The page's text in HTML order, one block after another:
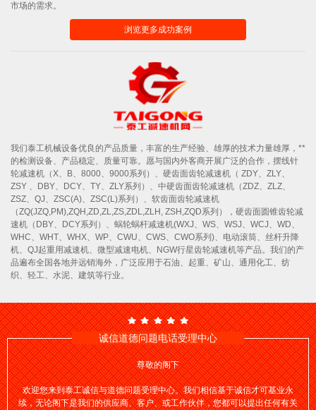
市场的需求。
浏览更多成功案例
我们泰工机械设备优良的产品质量，丰富的生产经验、雄厚的技术力量雄厚，**
的检测设备、产品稳定、质量可靠。愿与国内外客商开展广泛的合作，摆线针
轮减速机（X、B、8000、9000系列）、硬齿面齿轮减速机（ ZDY、ZLY、
ZSY 、DBY、DCY、TY、ZLY系列）、中硬齿面齿轮减速机（ZDZ、ZLZ、
ZSZ、QJ、ZSC(A)、ZSC(L)系列）、软齿面齿轮减速机
（ZQ(JZQ,PM),ZQH,ZD,ZL,ZS,ZDL,ZLH, ZSH,ZQD系列），硬齿面圆锥齿轮减
速机（DBY、DCY系列）、蜗轮蜗杆减速机(WXJ、WS、WSJ、WCJ、WD、
WHC、WHT、WHX、WP、CWU、CWS、CWO系列)、电动滚筒、丝杆升降
机、QJ起重用减速机、微型减速电机、NGW行星齿轮减速机等产品。我们的产
品遍布全国各地并远销海外，广泛应用于石油、起重、矿山、通用化工、纺
织、轻工、水泥、建筑等行业。
诚信道德问题电话受理中心
尊敬的阁下
欢迎您来到泰工诚信与道德问题受理中心。我们相信基于诚信才可基业永
续，无论阁下是我们的供应商、客户、或工作伙伴，您都可以提出任何有关